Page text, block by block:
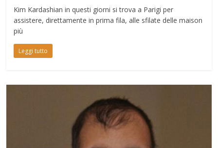
Kim Kardashian in questi giorni si trova a Parigi per
assistere, direttamente in prima fila, alle sfilate delle maison
più
Leggi tutto